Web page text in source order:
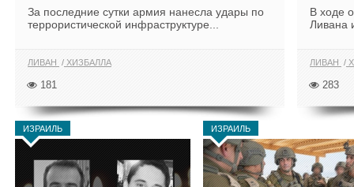
За последние сутки армия нанесла удары по
террористической инфраструктуре...
ЛИВАН ХИЗБАЛЛА
181
В ходе
Ливана
ЛИВАН
283
ИЗРАИЛЬ ИЗРАИЛЬ